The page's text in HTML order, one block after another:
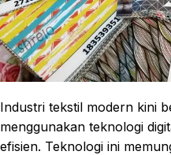
Industri tekstil modern kini
menggunakan teknologi
efisien. Teknologi ini